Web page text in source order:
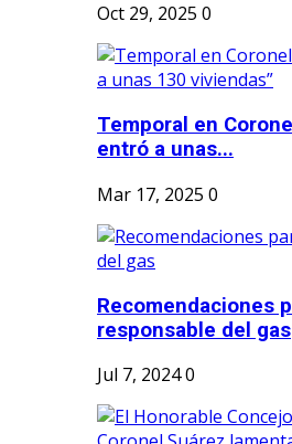
Oct 29, 2025 0
Temporal en
entró a unas...
Mar 17, 2025 0
Recomendaciones
responsable del gas
Jul 7, 20240